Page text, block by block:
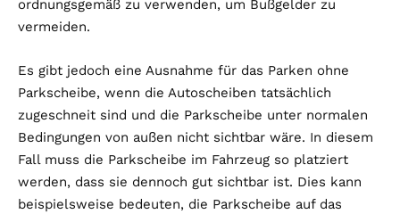
ordnungsgemäß zu verwenden, um Bußgelder zu
vermeiden.
Es gibt jedoch eine Ausnahme für das Parken ohne
Parkscheibe, wenn die Autoscheiben tatsächlich
zugeschneit sind und die Parkscheibe unter normalen
Bedingungen von außen nicht sichtbar wäre. In diesem
Fall muss die Parkscheibe im Fahrzeug so platziert
werden, dass sie dennoch gut sichtbar ist. Dies kann
beispielsweise bedeuten, die Parkscheibe auf das